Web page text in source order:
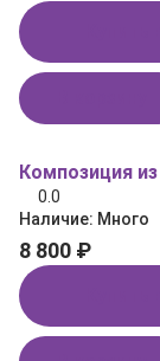
Композиция
0.0
Наличие: Много
8 800 ₽